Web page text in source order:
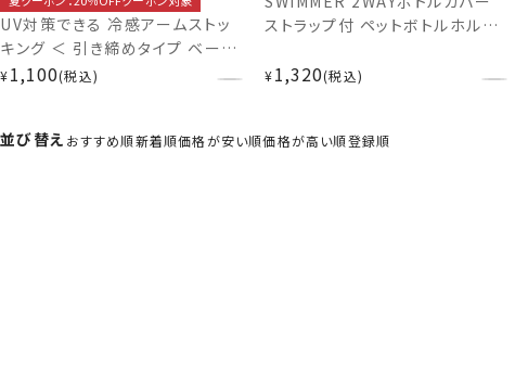
UV対策できる 冷感アームストッ
キング ＜ 引き締めタイプ ベージ
ュ/引き締めタイプ ブラック ＞ 粧
¥1,100 税込
ストラップ付 ペットボトルホルダ
SHOBIDO
¥1,320 税込
並び替え おすすめ順新着順価格が安い順価格が高い順登録順